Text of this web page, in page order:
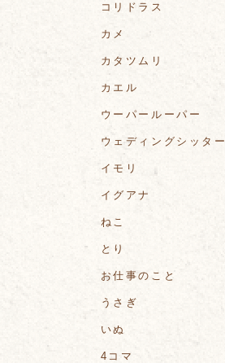
コリドラス
カメ
カタツムリ
カエル
ウーパールーパー
ウェディングシッター
イモリ
イグアナ
ねこ
とり
お仕事のこと
うさぎ
いぬ
4コマ